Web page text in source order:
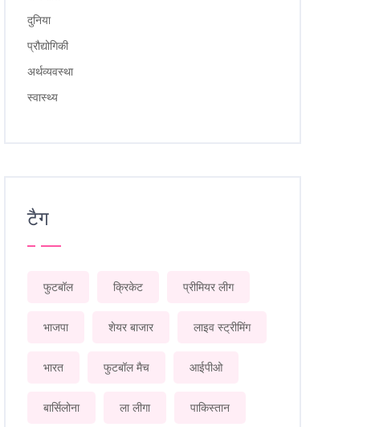
दुनिया
प्रौद्योगिकी
अर्थव्यवस्था
स्वास्थ्य
टैग
फुटबॉल क्रिकेट प्रीमियर लीग
भाजपा शेयर बाजार लाइव स्ट्रीमिंग
भारत फुटबॉल मैच आईपीओ
बार्सिलोना ला लीगा पाकिस्तान